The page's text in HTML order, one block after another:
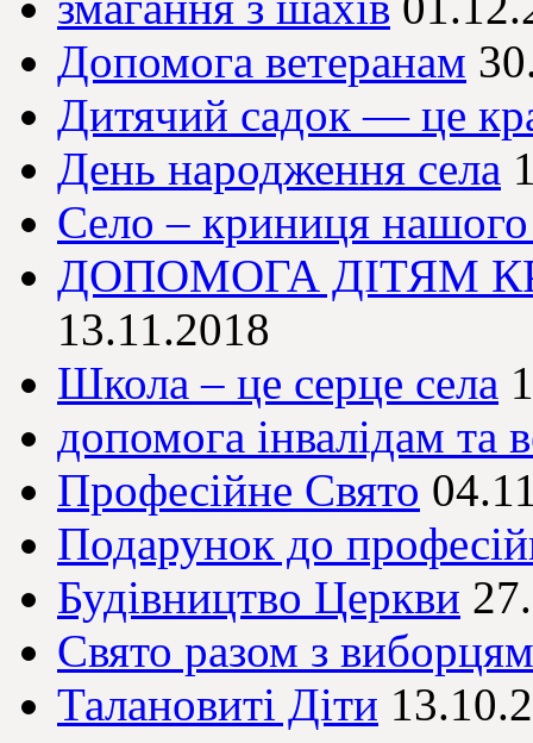
Допомога ветеранам
Дитячий садок — це
День народження села
Село – криниця
ДОПОМОГА ДІТЯМ
13.11.2018
Школа – це серце села
допомога інвалідам та
Професійне Свято
Подарунок до
Будівництво Церкви
Свято разом з
Талановиті Діти